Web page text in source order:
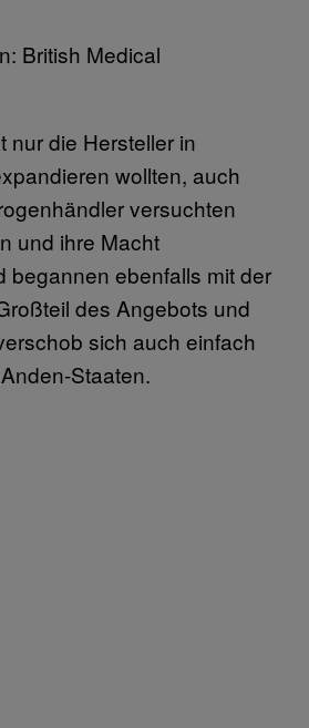
British Medical
nur die Hersteller in
wollten, auch
versuchten
und ihre Macht
begannen ebenfalls mit der
des Angebots und
sich auch einfach
Staaten.